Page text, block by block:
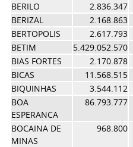
BERILO
2.836.347
BERIZAL
2.168.863
BERTOPOLIS
2.617.793
BETIM
5.429.052.570
BIAS FORTES
2.170.878
BICAS
11.568.515
BIQUINHAS
3.544.112
BOA
ESPERANCA
86.793.777
BOCAINA DE
MINAS
968.800